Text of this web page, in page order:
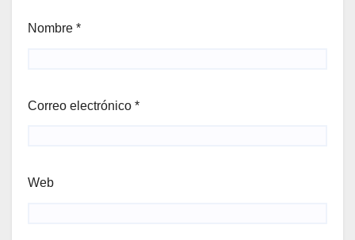
Nombre *
Correo electrónico *
Web